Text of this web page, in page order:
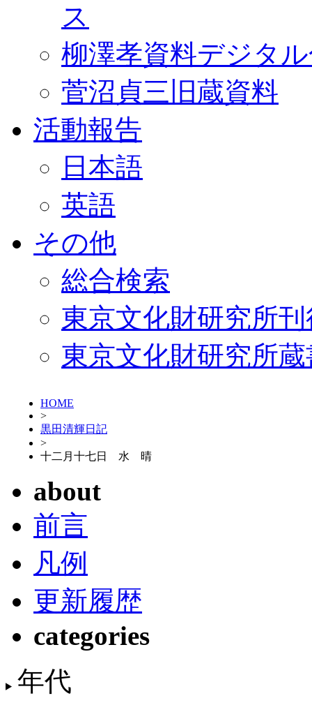
ス
柳澤孝資料デジタ
菅沼貞三旧蔵資料
活動報告
日本語
英語
その他
総合検索
東京文化財研究所
東京文化財研究所
HOME
>
黒田清輝日記
>
十二月十七日 水 晴
about
前言
凡例
更新履歴
categories
年代